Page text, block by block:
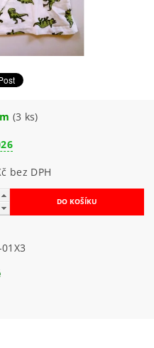
(3 ks)
28,84 Kč bez DPH